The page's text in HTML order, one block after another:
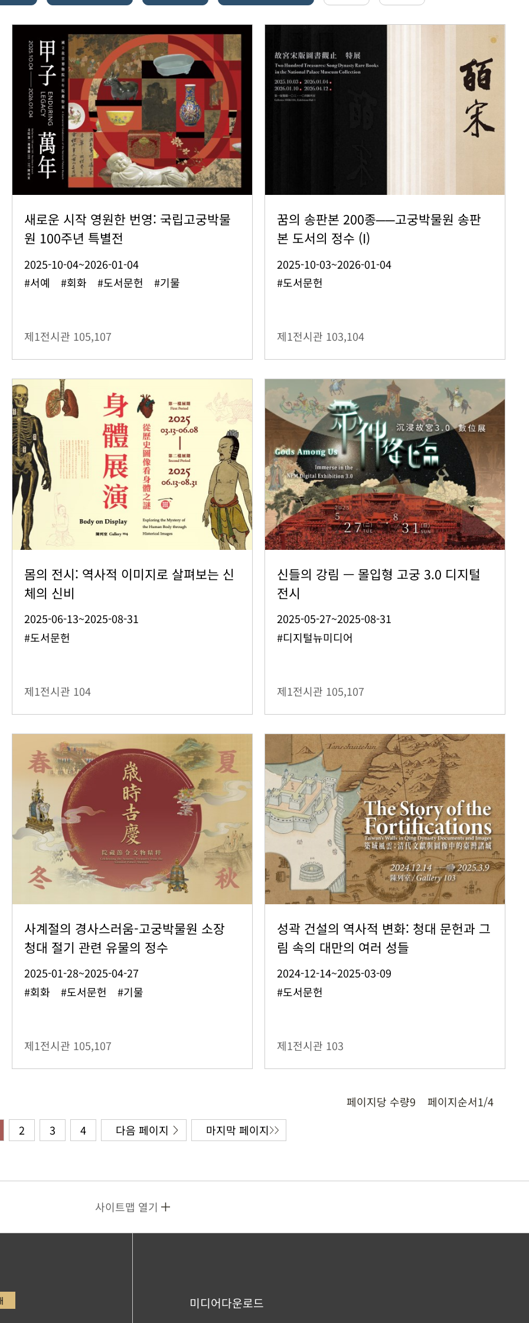
새로운 시작 영원한 번영: 국립고궁박물
원 100주년 특별전
2025-10-04~2026-01-04
#서예 #회화 #도서문헌 #기물
제1전시관 105,107
꿈의 송판본 200종──고궁박물원 송판
본 도서의 정수 (I)
2025-10-03~2026-01-04
#도서문헌
제1전시관 103,104
몸의 전시: 역사적 이미지로 살펴보는 신
체의 신비
2025-06-13~2025-08-31
#도서문헌
제1전시관 104
신들의 강림 — 몰입형 고궁 3.0 디지털
전시
2025-05-27~2025-08-31
#디지털뉴미디어
제1전시관 105,107
사계절의 경사스러움-고궁박물원 소장
청대 절기 관련 유물의 정수
2025-01-28~2025-04-27
#회화 #도서문헌 #기물
제1전시관 105,107
성곽 건설의 역사적 변화: 청대 문헌과 그
림 속의 대만의 여러 성들
2024-12-14~2025-03-09
#도서문헌
제1전시관 103
페이지당 수량9 페이지순서1/4
2
3 4 다음 페이지 마지막 페이지
사이트맵 열기
미디어다운로드